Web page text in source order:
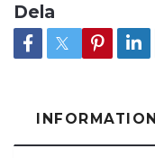
Dela
INFORMATION